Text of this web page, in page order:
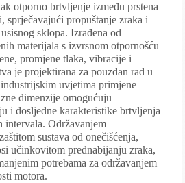
otporno brtvljenje između prstena
sprječavajući propuštanje zraka i
sklopa. Izrađena od
materijala s izvrsnom otpornošću
promjene tlaka, vibracije i
je projektirana za pouzdan rad u
uvjetima primjene
dimenzije omogućuju
i dosljedne karakteristike brtvljenja
intervala. Održavanjem
sustava od onečišćenja,
učinkovitom prednabijanju zraka,
potrebama za održavanjem
motora.